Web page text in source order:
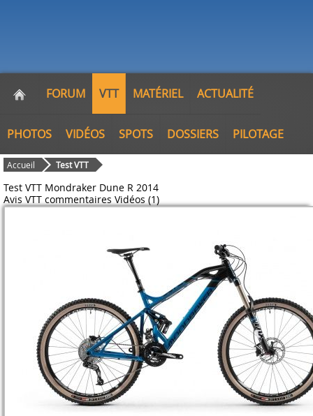
FORUM VTT MATÉRIEL ACTUALITÉ
PHOTOS VIDÉOS SPOTS DOSSIERS PILOTAGE
Accueil Test VTT
Test VTT Mondraker Dune R 2014
Avis VTT commentaires Vidéos (1)